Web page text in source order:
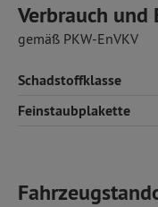
Verbrauch und
gemäß PKW-EnVKV
Schadstoffklasse
Feinstaubplakette